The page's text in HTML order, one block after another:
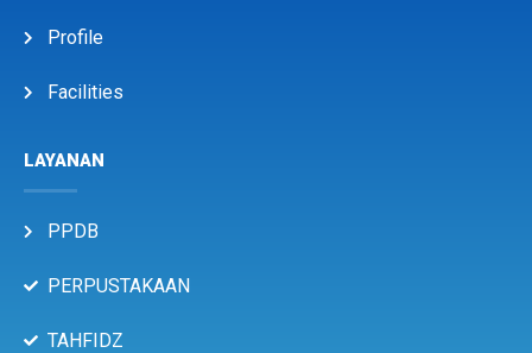
Profile
Facilities
LAYANAN
PPDB
PERPUSTAKAAN
TAHFIDZ